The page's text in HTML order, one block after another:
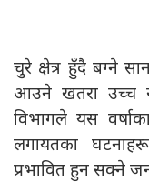
चुरे क्षेत्र हुँदै बग्ने
आउने खतरा उच्च
विभागले यस
लगायतका
प्रभावित हुन सक्ने